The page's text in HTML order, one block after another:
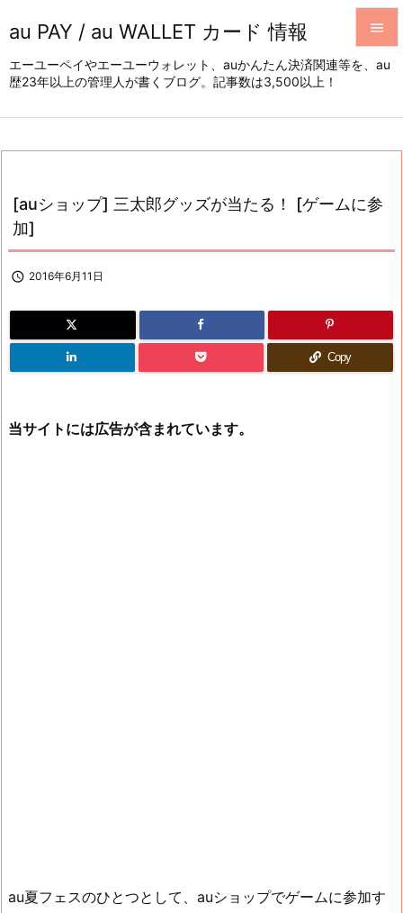
au PAY / au WALLET カード 情報
エーユーペイやエーユーウォレット、auかんたん決済関連等を、au
歴23年以上の管理人が書くブログ。記事数は3,500以上！





[auショップ] 三太郎グッズが当たる！ [ゲームに参
加]
 2016年6月11日
Copy
当サイトには広告が含まれています。
au夏フェスのひとつとして、auショップでゲームに参加す